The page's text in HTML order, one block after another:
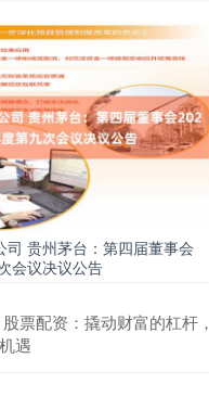
司 贵州茅台：第四届董事会
会议决议公告
票配资：撬动财富的杠杆，
遇